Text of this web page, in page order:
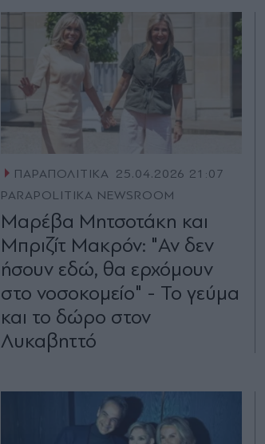
ΠΑΡΑΠΟΛΙΤΙΚΑ 25.04.2026 21:07
PARAPOLITIKA NEWSROOM
Μαρέβα Μητσοτάκη και
Μπριζίτ Μακρόν: "Αν δεν
ήσουν εδώ, θα ερχόμουν
στο νοσοκομείο" - Το γεύμα
και το δώρο στον
Λυκαβηττό